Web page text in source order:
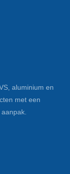
aluminium en
met een